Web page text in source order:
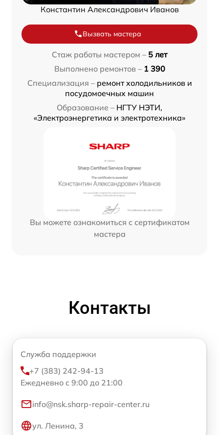
Константин Александрович Иванов
Вызвать мастера
Стаж работы мастером – 5 лет
Выполнено ремонтов – 1 390
Специализация – ремонт холодильников и
посудомоечных машин
Образование – НГТУ НЭТИ,
«Электроэнергетика и электротехника»
Вы можете ознакомиться с сертификатом
мастера
Контакты
Служба поддержки
+7 (383) 242-94-13
Ежедневно с 9:00 до 21:00
info@nsk.sharp-repair-center.ru
ул. Ленина, 3